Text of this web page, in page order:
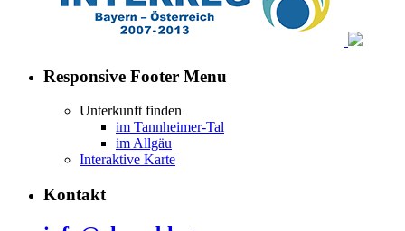
Responsive Footer Menu
Unterkunft finden
im Tannheimer-Tal
im Allgäu
Interaktive Karte
Kontakt